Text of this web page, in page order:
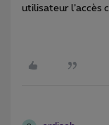
utilisateur l’accès